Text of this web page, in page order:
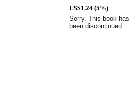
US$1.24 (5%)
Sorry. This book has
been discontinued.